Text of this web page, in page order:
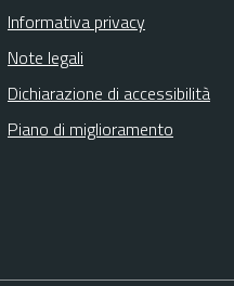
Informativa privacy
Note legali
Dichiarazione di accessibilità
Piano di miglioramento